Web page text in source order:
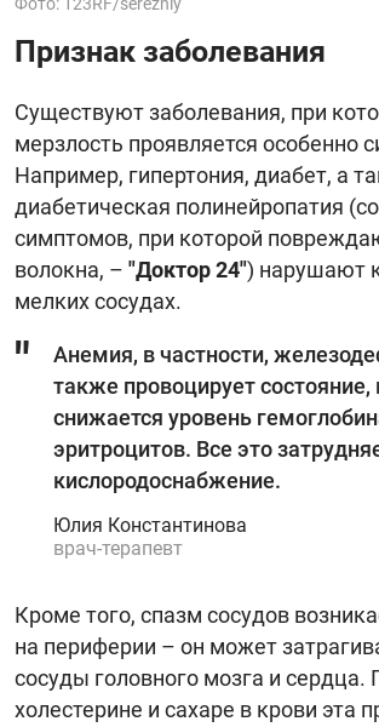
Фото: 123RF/serezniy
Признак заболевания
Существуют заболевания, при
мерзлость проявляется особенно
Например, гипертония, диабет, а
диабетическая полинейропатия
симптомов, при которой
волокна, – "Доктор 24") нарушают
мелких сосудах.
Анемия, в частности,
также провоцирует состояние,
снижается уровень
эритроцитов. Все это
кислородоснабжение.
Юлия Константинова
врач-терапевт
Кроме того, спазм сосудов
на периферии – он может
сосуды головного мозга и
холестерине и сахаре в крови эта